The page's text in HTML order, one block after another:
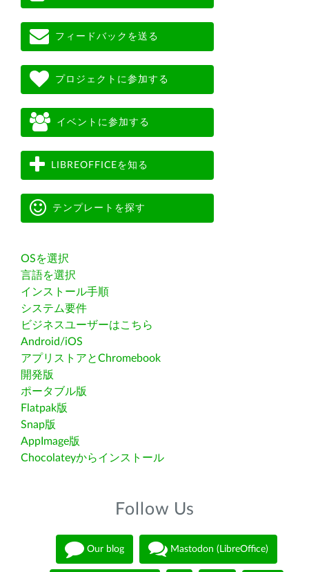
フィードバックを送る
プロジェクトに参加する
イベントに参加する
LIBREOFFICEを知る
テンプレートを探す
OSを選択
言語を選択
インストール手順
システム要件
ビジネスユーザーはこちら
Android/iOS
アプリストアとChromebook
開発版
ポータブル版
Flatpak版
Snap版
AppImage版
Chocolateyからインストール
Follow Us
Our blog Mastodon (LibreOffice)